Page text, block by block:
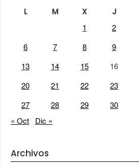
L M X J
1
2
6
7 8 9
13
14 15 16
20
21 22 23
27
28 29
30
« Oct
Dic »
Archivos